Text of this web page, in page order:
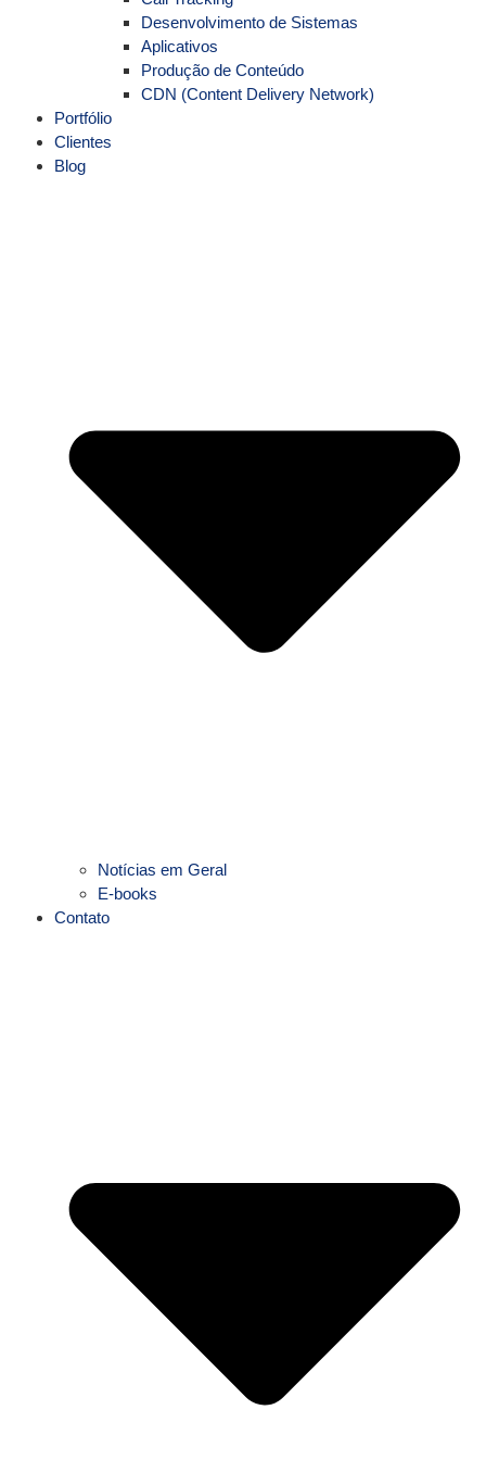
Desenvolvimento de Sistemas
Aplicativos
Produção de Conteúdo
CDN (Content Delivery Network)
Portfólio
Clientes
Blog
Notícias em Geral
E-books
Contato